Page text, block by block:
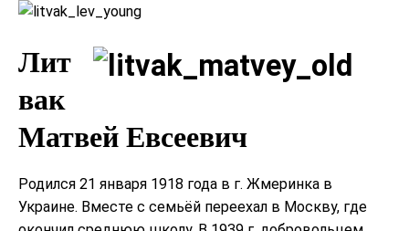
Лит
вак
Матвей Евсеевич
Родился 21 января 1918 года в г. Жмеринка в
Украине. Вместе с семьёй переехал в Москву, где